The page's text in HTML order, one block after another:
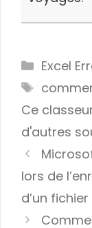
Excel
Tags
Ce
d'autres
lors de
d’un